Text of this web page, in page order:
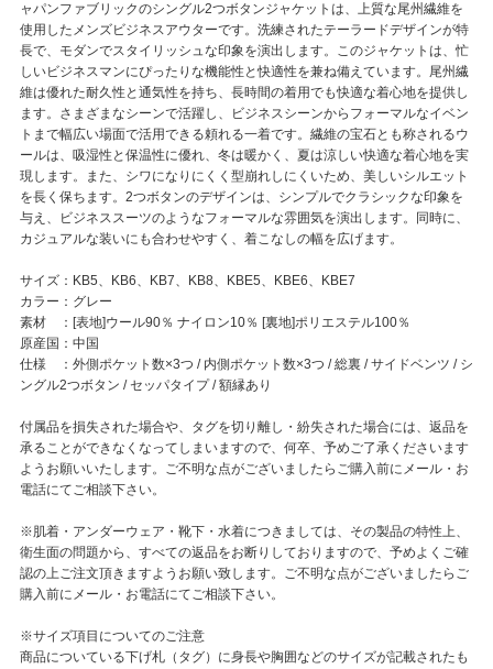
ャパンファブリックのシングル2つボタンジャケットは、上質な尾州繊維を
使用したメンズビジネスアウターです。洗練されたテーラードデザインが特
長で、モダンでスタイリッシュな印象を演出します。このジャケットは、忙
しいビジネスマンにぴったりな機能性と快適性を兼ね備えています。尾州繊
維は優れた耐久性と通気性を持ち、長時間の着用でも快適な着心地を提供し
ます。さまざまなシーンで活躍し、ビジネスシーンからフォーマルなイベン
トまで幅広い場面で活用できる頼れる一着です。繊維の宝石とも称されるウ
ールは、吸湿性と保温性に優れ、冬は暖かく、夏は涼しい快適な着心地を実
現します。また、シワになりにくく型崩れしにくいため、美しいシルエット
を長く保ちます。2つボタンのデザインは、シンプルでクラシックな印象を
与え、ビジネススーツのようなフォーマルな雰囲気を演出します。同時に、
カジュアルな装いにも合わせやすく、着こなしの幅を広げます。
サイズ：KB5、KB6、KB7、KB8、KBE5、KBE6、KBE7
カラー：グレー
素材 ：[表地]ウール90％ ナイロン10％ [裏地]ポリエステル100％
原産国：中国
仕様 ：外側ポケット数×3つ / 内側ポケット数×3つ / 総裏 / サイドベンツ / シ
ングル2つボタン / セッパタイプ / 額縁あり
付属品を損失された場合や、タグを切り離し・紛失された場合には、返品を
承ることができなくなってしまいますので、何卒、予めご了承くださいます
ようお願いいたします。ご不明な点がございましたらご購入前にメール・お
電話にてご相談下さい。
※肌着・アンダーウェア・靴下・水着につきましては、その製品の特性上、
衛生面の問題から、すべての返品をお断りしておりますので、予めよくご確
認の上ご注文頂きますようお願い致します。ご不明な点がございましたらご
購入前にメール・お電話にてご相談下さい。
※サイズ項目についてのご注意
商品についている下げ札（タグ）に身長や胸囲などのサイズが記載されたも